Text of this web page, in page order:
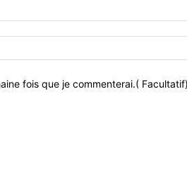
fois que je commenterai.( Facultatif)